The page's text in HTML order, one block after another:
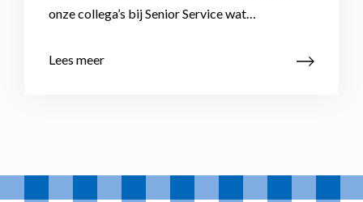
onze collega’s bij Senior Service wat…
Lees meer